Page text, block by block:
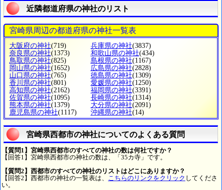
近隣都道府県の神社のリスト
宮崎県周辺の都道府県の神社一覧表
大阪府の神社(719) 兵庫県の神社(3837)
奈良県の神社(1373) 和歌山県の神社(434)
鳥取県の神社(825) 島根県の神社(1167)
岡山県の神社(1652) 広島県の神社(2828)
山口県の神社(765) 徳島県の神社(1309)
香川県の神社(801) 愛媛県の神社(1250)
高知県の神社(2162) 福岡県の神社(3391)
佐賀県の神社(1095) 長崎県の神社(1314)
熊本県の神社(1379) 大分県の神社(2091)
鹿児島県の神社(1117) 沖縄県の神社(14)
宮崎県西都市の神社についてのよくある質問
【質問1】宮崎県西都市のすべての神社の数は何社ですか？
【回答1】宮崎県西都市の神社の数は、「35カ寺」です。
【質問2】西都市のすべての神社のリストはどこにありますか？
【回答2】西都市の神社の一覧表は、
こちらのリンクをクリック してくださ
い。